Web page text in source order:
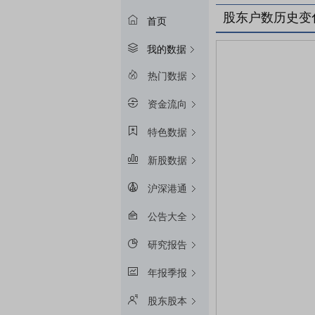
首页
我的数据
热门数据
资金流向
特色数据
新股数据
沪深港通
公告大全
研究报告
年报季报
股东股本
股东户数历史